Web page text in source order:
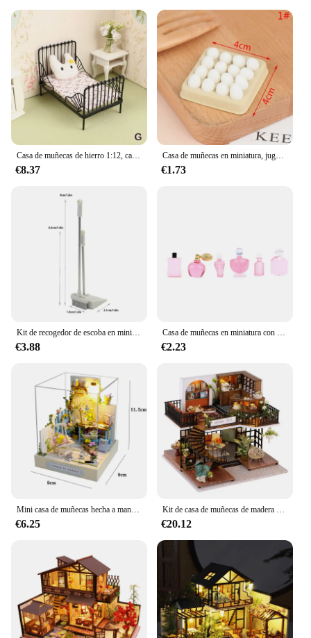
Casa de muñecas de hierro 1:12, cama europea, Mini cuna con colchón, cojín, adornos, muebles en miniatura, decoración de dormitorio, juguete, 1 Juego
€8.37
Casa de muñecas en miniatura, juguete de simulación de comida, modelo de escena, Mini huevo con bandeja, accesorios de cocina, 1 Juego
€1.73
Kit de recogedor de escoba en miniatura para casa de muñecas, herramientas de limpieza para el hogar, juguete de decoración, Micro escena de vida, accesorios de decoración, 1:12
€3.88
Casa de muñecas en miniatura con Perfume, juguete de decoración de baño y dormitorio, 1 Juego, 1:12
€2.23
Mini casa de muñecas hecha a mano, rompecabezas 3D, ensamblaje mágico, modelo de construcción, juguete, decoración del dormitorio del hogar con muebles, casa de muñecas de madera
€6.25
Kit de casa de muñecas de madera para niños, casa de muñecas en miniatura, Kit de muebles con luz Led, juguetes para niños, regalo de cumpleaños
€20.12